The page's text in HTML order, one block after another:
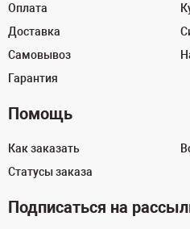
Оплата
Доставка
Самовывоз
Гарантия
Помощь
Как заказать
Статусы заказа
Подписаться на